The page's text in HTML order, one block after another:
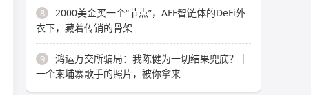
8
2000美金买一个“节点”，AFF智链体的DeFi外
衣下，藏着传销的骨架
9
鸿运万交所骗局：我陈健为一切结果兜底？｜
一个柬埔寨歌手的照片，被你拿来